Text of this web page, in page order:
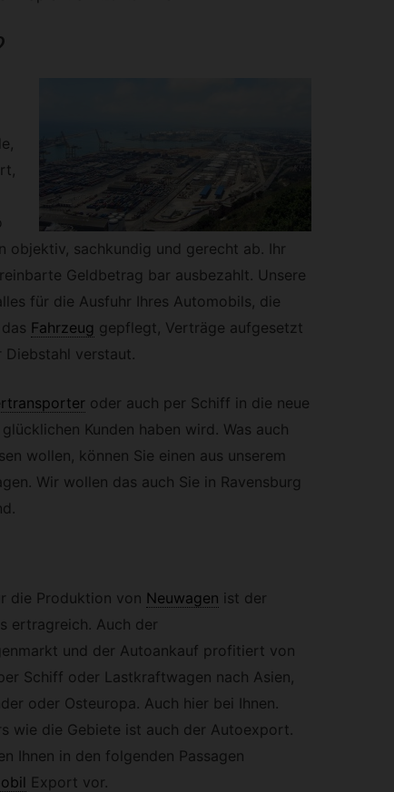
objektiv, sachkundig und gerecht ab. Ihr
Geldbetrag bar ausbezahlt. Unsere
für die Ausfuhr Ihres Automobils, die
Fahrzeug gepflegt, Verträge aufgesetzt
Diebstahl verstaut.
oder auch per Schiff in die neue
Kunden haben wird. Was auch
wollen, können Sie einen aus unserem
Wir wollen das auch Sie in Ravensburg
die Produktion von Neuwagen ist der
ertragreich. Auch der
und der Autoankauf profitiert von
Schiff oder Lastkraftwagen nach Asien,
oder Osteuropa. Auch hier bei Ihnen.
wie die Gebiete ist auch der Autoexport.
Ihnen in den folgenden Passagen
Export vor.